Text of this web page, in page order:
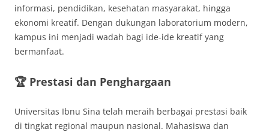
informasi, pendidikan, kesehatan masyarakat, hingga
ekonomi kreatif. Dengan dukungan laboratorium modern,
kampus ini menjadi wadah bagi ide-ide kreatif yang
bermanfaat.
🏆 Prestasi dan Penghargaan
Universitas Ibnu Sina telah meraih berbagai prestasi baik
di tingkat regional maupun nasional. Mahasiswa dan